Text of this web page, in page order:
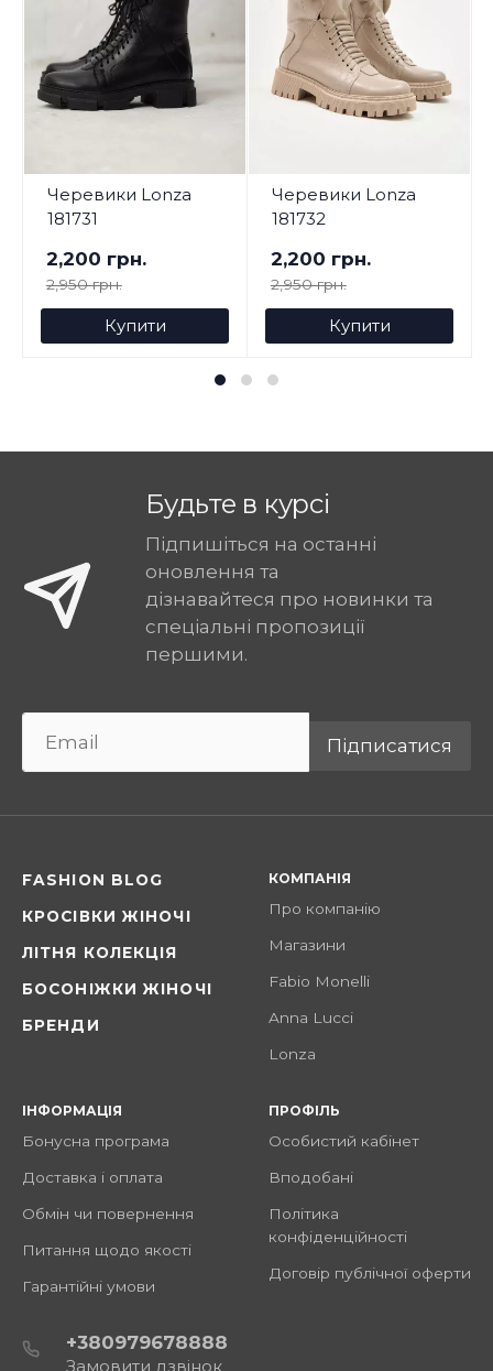
Черевики Lonza
181731
2,200 грн.
2,950 грн.
Купити
Черевики Lonza
181732
2,200 грн.
2,950 грн.
Купити
Будьте в курсі
Підпишіться на останні
оновлення та
дізнавайтеся про новинки та
спеціальні пропозиції
першими.
Підписатися
FASHION BLOG
КРОСІВКИ ЖІНОЧІ
ЛІТНЯ КОЛЕКЦІЯ
БОСОНІЖКИ ЖІНОЧІ
БРЕНДИ
КОМПАНІЯ
Про компанію
Магазини
Fabio Monelli
Anna Lucci
Lonza
ІНФОРМАЦІЯ
Бонусна програма
Доставка і оплата
Обмін чи повернення
Питання щодо якості
Гарантійні умови
ПРОФІЛЬ
Особистий кабінет
Вподобані
Політика
конфіденційності
Договір публічної оферти
+380979678888
Замовити дзвінок